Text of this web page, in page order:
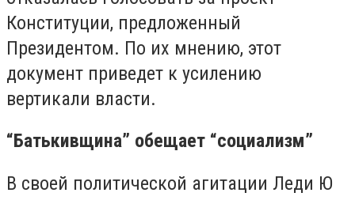
Конституции, предложенный
Президентом. По их мнению, этот
документ приведет к усилению
вертикали власти.
“Батькивщина” обещает “социализм”
В своей политической агитации Леди Ю